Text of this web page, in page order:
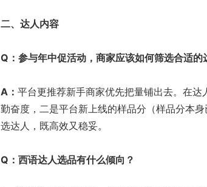
二、达人内容
Q ：参与年中促活动，商家应该如何筛选合适的
A ： 平台更推荐新手商家优先把量铺出去。在
勤奋度，二是平台新上线的样品分（样品分本
选达人，既高效又稳妥。
Q ：西语达人选品有什么倾向？